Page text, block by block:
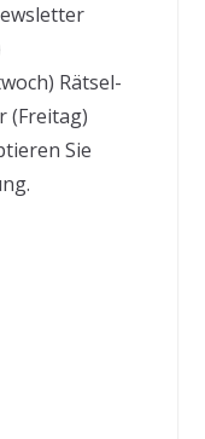
Rätsel-
(Freitag)
Sie